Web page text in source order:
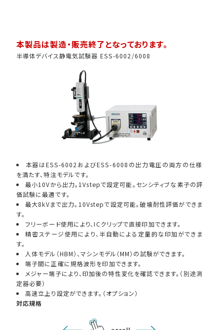
本製品は製造・販売終了となっております。
半導体デバイス静電気試験器 ESS-6002/6008
本器はESS-6002およびESS-6008の出力電圧の両方の仕様
を満たす、特注モデルです。
最小10Vから出力。1Vstepで設定可能。センシティブな素子の評
価試験に最適です。
最大8kVまで出力。10Vstepで設定可能。破壊耐性評価ができま
す。
フリーボード使用により、ICクリップで直接印加できます。
精密ステージ使用により、半自動による定量的な印加ができま
す。
人体モデル（HBM）、マシンモデル（MM）の試験ができます。
端子間に正確に規格波形を印加できます。
メジャー端子により、印加後の特性変化を確認できます。（別途測
定器必要）
高速立上り設定ができます。（オプション）
対応規格
車載用EMC試験器